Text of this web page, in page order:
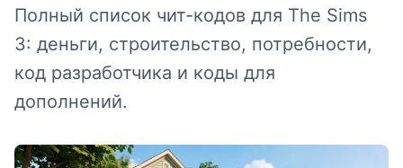
Полный список чит-кодов для The Sims
3: деньги, строительство, потребности,
код разработчика и коды для
дополнений.